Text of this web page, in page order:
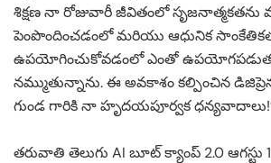
శిక్షణ నా రోజువారీ జీవితంలో సృజనాత్మకతను
పెంపొందించడంలో మరియు ఆధునిక
ఉపయోగించుకోవడంలో ఎంతో
నమ్ముతున్నాను. ఈ అవకాశం కల్పించిన
గుండ గారికి నా హృదయపూర్వక
తరువాతి తెలుగు AI బూట్ క్యాంప్ 2.0 ఆగస్టు